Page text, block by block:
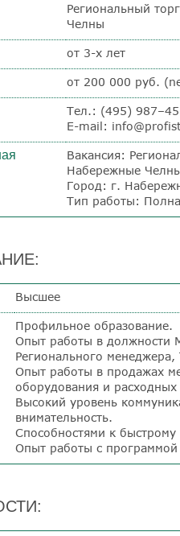
Региональный
Челны
от 3-х лет
от 200 000 руб.
Тел.: (495)
E-mail:
Вакансия:
Набережные
Город: г.
Тип работы:
Высшее
Профильное образование.
Опыт работы в должности
Регионального менеджера,
Опыт работы в продажах
оборудования и
Высокий уровень
внимательность.
Способностями к
Опыт работы с программой